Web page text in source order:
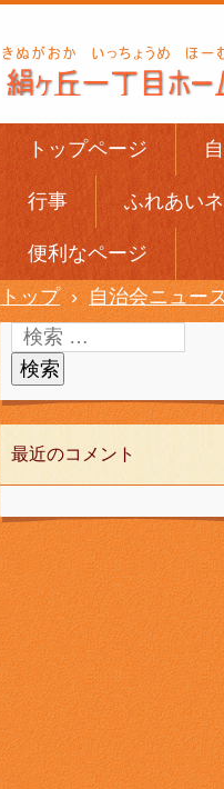
トップページ
行事 ふれあい
便利なページ
トップ › 自治会ニュー
最近のコメント